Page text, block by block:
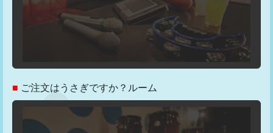
■ ご注文はうさぎですか？ルーム